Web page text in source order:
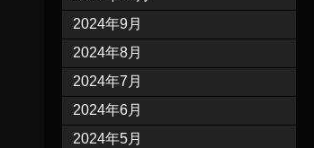
2024年9月
2024年8月
2024年7月
2024年6月
2024年5月